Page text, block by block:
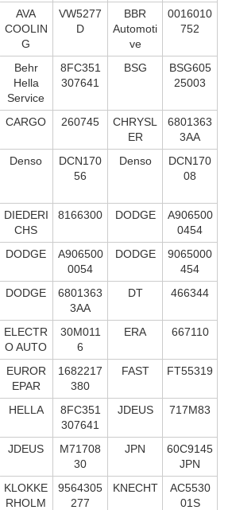
AVA
COOLIN
G
VW5277
D
BBR
Automoti
ve
0016010
752
Behr
Hella
Service
8FC351
307641
BSG
BSG605
25003
CARGO 260745
CHRYSL
ER
6801363
3AA
Denso
DCN170
56
Denso
DCN170
08
DIEDERI
CHS
8166300 DODGE
A906500
0454
DODGE
A906500
0054
DODGE
9065000
454
DODGE
6801363
3AA
DT 466344
ELECTR
O AUTO
30M011
6
ERA 667110
EUROR
EPAR
1682217
380
FAST FT55319
HELLA
8FC351
307641
JDEUS 717M83
JDEUS
M71708
30
JPN
60C9145
JPN
KLOKKE
RHOLM
9564305
277
KNECHT
AC5530
01S